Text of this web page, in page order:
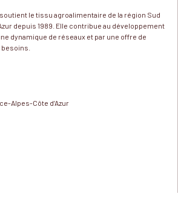
le tissu agroalimentaire de la région Sud
depuis 1989. Elle contribue au développement
dynamique de réseaux et par une offre de
Alpes-Côte d’Azur